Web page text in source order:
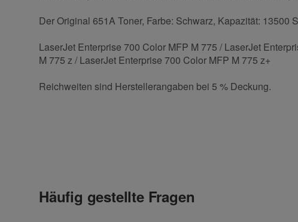
Der Original 651A Toner, Farbe: Schwarz, Kapazität: 13500
LaserJet Enterprise 700 Color MFP M 775 / LaserJet
M 775 z / LaserJet Enterprise 700 Color MFP M 775 z+
Reichweiten sind Herstellerangaben bei 5 % Deckung.
Häufig gestellte Fragen